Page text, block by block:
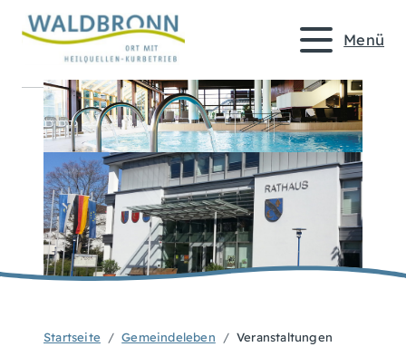
Menü
Startseite Gemeindeleben Veranstaltungen